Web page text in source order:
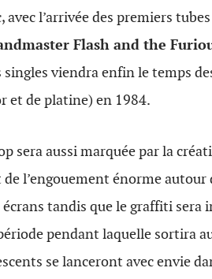
avec l’arrivée des premiers
Flash and the
viendra enfin le temps
et de platine) en 1984.
sera aussi marquée par la
l’engouement énorme autour
écrans tandis que le graffiti
pendant laquelle sortira
se lanceront avec envie